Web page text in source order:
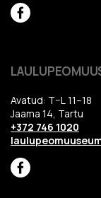
Avatud: T–L 11–18
Jaama 14, Tartu
+372 746 1020